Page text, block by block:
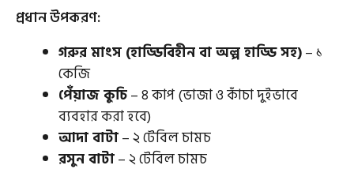
প্রধান উপকরণ:
গরুর মাংস (হাড্ডিবিহীন বা অল্প হাড্ডি সহ)– ১
কেজি
পেঁয়াজ কুচি– ৪ কাপ (ভাজা ও কাঁচা দুইভাবে
ব্যবহার করা হবে)
আদা বাটা– ২ টেবিল চামচ
রসুন বাটা– ২ টেবিল চামচ